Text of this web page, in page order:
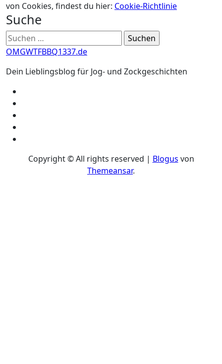
von Cookies, findest du hier: Cookie-Richtlinie
Suche
Suchen
nach:
OMGWTFBBQ1337.de
Dein Lieblingsblog für Jog- und Zockgeschichten
Copyright © All rights reserved | Blogus von
Themeansar.